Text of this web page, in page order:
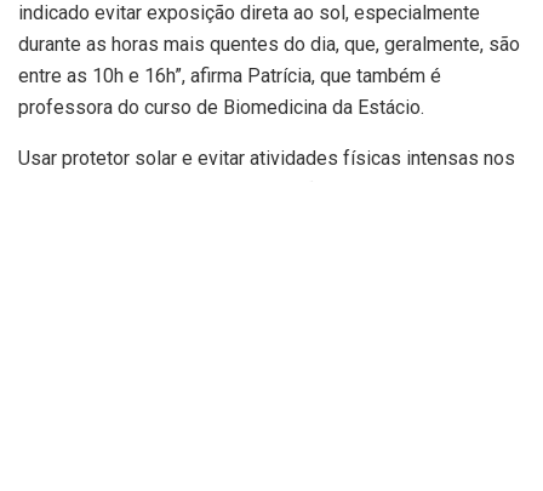
indicado evitar exposição direta ao sol, especialmente
durante as horas mais quentes do dia, que, geralmente, são
entre as 10h e 16h”, afirma Patrícia, que também é
professora do curso de Biomedicina da Estácio.
Usar protetor solar e evitar atividades físicas intensas nos